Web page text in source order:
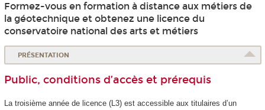
Formez-vous en formation à distance aux métiers de
la géotechnique et obtenez une licence du
conservatoire national des arts et métiers
PRÉSENTATION
Public, conditions d’accès et prérequis
La troisième année de licence (L3) est accessible aux titulaires d’un